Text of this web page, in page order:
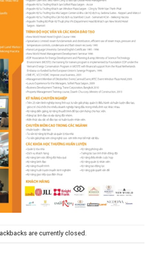
are currently closed.